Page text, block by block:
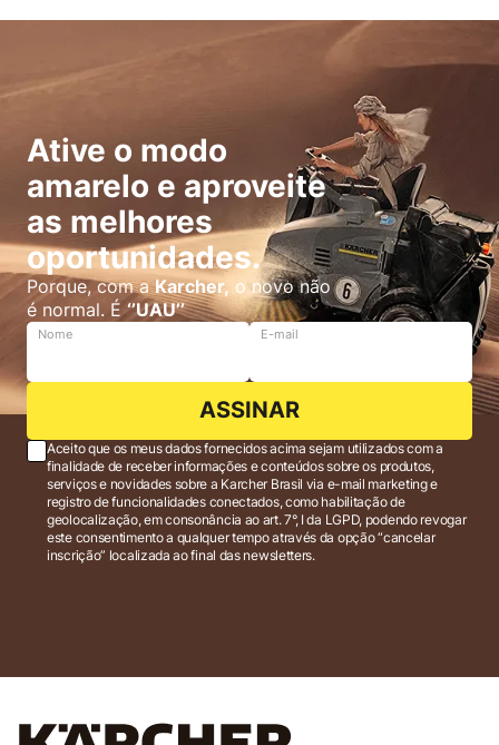
Ative o modo
amarelo e aproveite
as melhores
oportunidades.
Porque, com aKarcher, o novo não
é normal. É‘’UAU’’
Nome E-mail
ASSINAR
Aceito que os meus dados fornecidos acima sejam utilizados com a
finalidade de receber informações e conteúdos sobre os produtos,
serviços e novidades sobre a Karcher Brasil via e-mail marketing e
registro de funcionalidades conectados, como habilitação de
geolocalização, em consonância ao art. 7°, I da LGPD, podendo revogar
este consentimento a qualquer tempo através da opção “cancelar
inscrição” localizada ao final das newsletters.